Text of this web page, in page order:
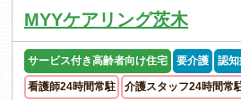
MYYケアリング茨木
サービス付き高齢者向け住宅 要介護 認
看護師24時間常駐 介護スタッフ24時間常